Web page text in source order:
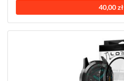
40,00 zł